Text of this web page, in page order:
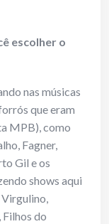
escolher o
nas músicas
que eram
MPB), como
Fagner,
Gil e os
shows aqui
Filhos do